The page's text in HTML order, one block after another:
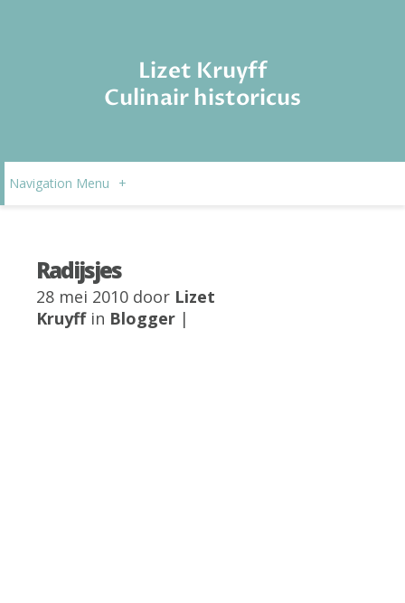
Lizet Kruyff
Culinair historicus
Navigation Menu +
Radijsjes
28 mei 2010 door Lizet
Kruyffin Blogger |